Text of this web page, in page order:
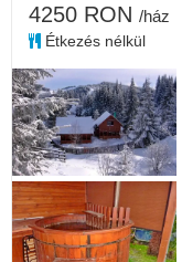
4250 RON /ház
Étkezés nélkül